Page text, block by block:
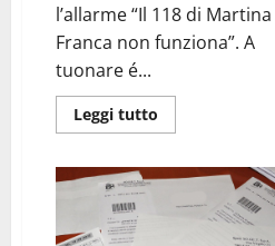
l’allarme “Il 118 di Martina
Franca non funziona”. A
tuonare é...
Leggi tutto